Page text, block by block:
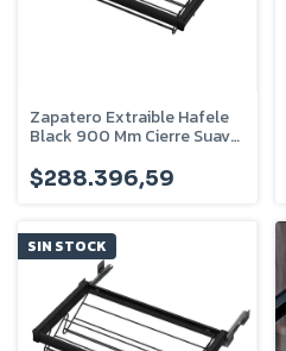
Zapatero Extraible Hafele
Black 900 Mm Cierre Suave
$288.396,59
SIN STOCK